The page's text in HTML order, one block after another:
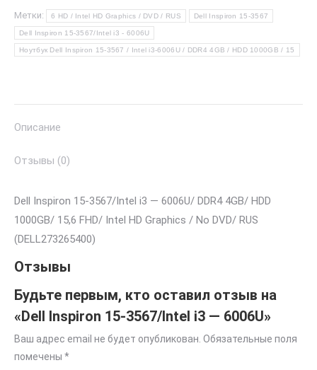
Метки: 6 HD / Intel HD Graphics / DVD / RUS Dell Inspiron 15-3567
Dell Inspiron 15-3567/Intel i3 - 6006U
Ноутбук Dell Inspiron 15-3567 / Intel i3-6006U / DDR4 4GB / HDD 1000GB / 15
Описание
Отзывы (0)
Dell Inspiron 15-3567/Intel i3 — 6006U/ DDR4 4GB/ HDD
1000GB/ 15,6 FHD/ Intel HD Graphics / No DVD/ RUS
(DELL273265400)
Отзывы
Будьте первым, кто оставил отзыв на
«Dell Inspiron 15-3567/Intel i3 — 6006U»
Ваш адрес email не будет опубликован. Обязательные поля
помечены *